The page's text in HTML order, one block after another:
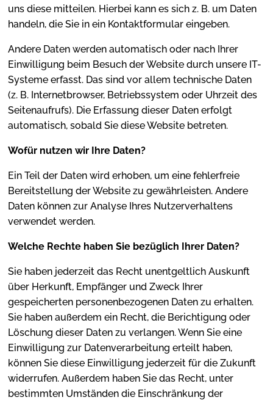
uns diese mitteilen. Hierbei kann es sich z. B. um Daten
handeln, die Sie in ein Kontaktformular eingeben.
Andere Daten werden automatisch oder nach Ihrer
Einwilligung beim Besuch der Website durch unsere IT-
Systeme erfasst. Das sind vor allem technische Daten
(z. B. Internetbrowser, Betriebssystem oder Uhrzeit des
Seitenaufrufs). Die Erfassung dieser Daten erfolgt
automatisch, sobald Sie diese Website betreten.
Wofür nutzen wir Ihre Daten?
Ein Teil der Daten wird erhoben, um eine fehlerfreie
Bereitstellung der Website zu gewährleisten. Andere
Daten können zur Analyse Ihres Nutzerverhaltens
verwendet werden.
Welche Rechte haben Sie bezüglich Ihrer Daten?
Sie haben jederzeit das Recht unentgeltlich Auskunft
über Herkunft, Empfänger und Zweck Ihrer
gespeicherten personenbezogenen Daten zu erhalten.
Sie haben außerdem ein Recht, die Berichtigung oder
Löschung dieser Daten zu verlangen. Wenn Sie eine
Einwilligung zur Datenverarbeitung erteilt haben,
können Sie diese Einwilligung jederzeit für die Zukunft
widerrufen. Außerdem haben Sie das Recht, unter
bestimmten Umständen die Einschränkung der